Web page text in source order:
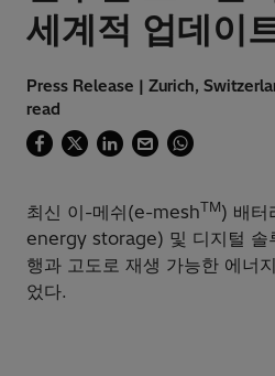
세계적 업데이
Press Release | Zurich,
read
최신 이-메쉬(e-meshTM) 배터
energy storage) 및 디지털 솔
행과 고도로 재생 가능한 에너
었다.